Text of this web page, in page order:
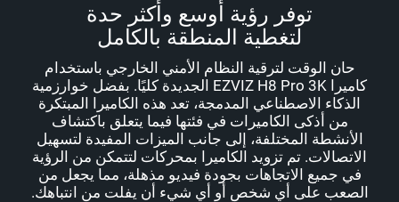
توفر رؤية أوسع وأكثر حدة
لتغطية المنطقة بالكامل
حان الوقت لترقية النظام الأمني الخارجي باستخدام
كاميرا EZVIZ H8 Pro 3K الجديدة كليًا. بفضل خوارزمية
الذكاء الاصطناعي المدمجة، تعد هذه الكاميرا المبتكرة
من أذكى الكاميرات في فئتها فيما يتعلق باكتشاف
الأنشطة المختلفة، إلى جانب الميزات المفيدة لتسهيل
الاتصالات. تم تزويد الكاميرا بمحركات لتتمكن من الرؤية
في جميع الاتجاهات بجودة فيديو مذهلة، مما يجعل من
الصعب على أي شخص أو أي شيء أن يفلت من انتباهك.